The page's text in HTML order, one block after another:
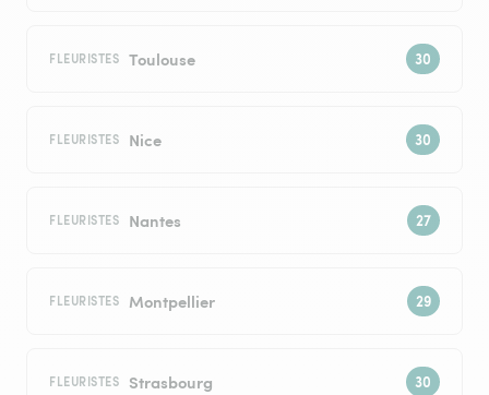
FLEURISTES Toulouse
FLEURISTES Nice
FLEURISTES Nantes
FLEURISTES Montpellier
FLEURISTES Strasbourg